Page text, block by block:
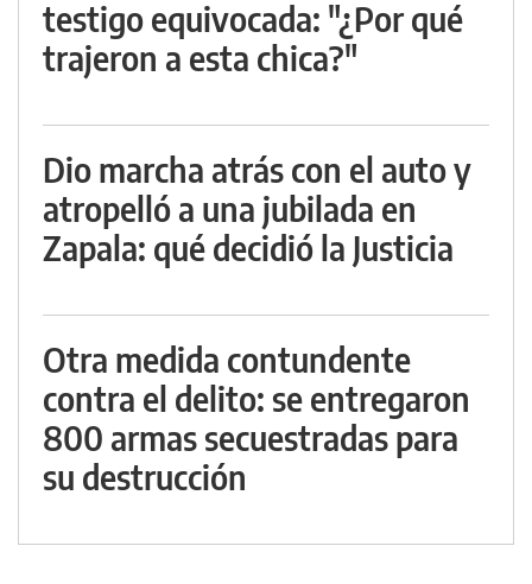
testigo equivocada: "¿Por qué
trajeron a esta chica?"
Dio marcha atrás con el auto y
atropelló a una jubilada en
Zapala: qué decidió la Justicia
Otra medida contundente
contra el delito: se entregaron
800 armas secuestradas para
su destrucción